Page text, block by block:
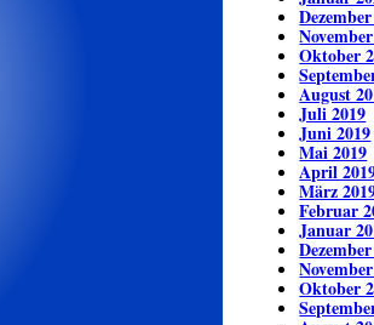
Oktober
August
Juli 2019
Juni 2019
Mai 2019
April
März
Februar
Januar
Oktober